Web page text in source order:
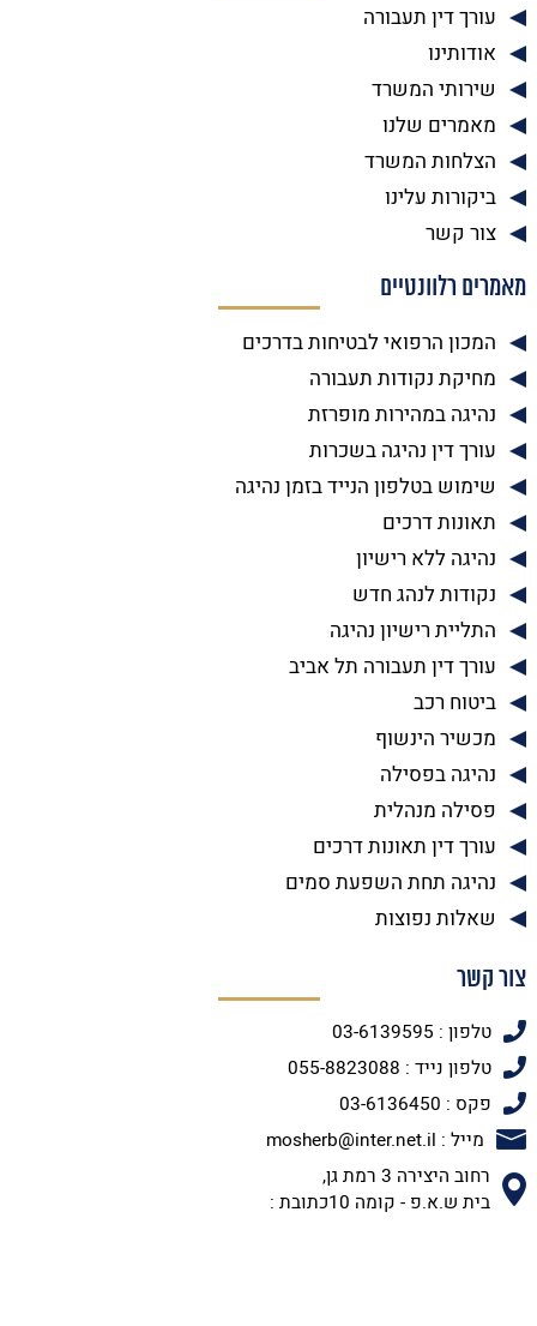
עורך דין תעבורה
אודותינו
שירותי המשרד
מאמרים שלנו
הצלחות המשרד
ביקורות עלינו
צור קשר
מאמרים רלוונטיים
המכון הרפואי לבטיחות בדרכים
מחיקת נקודות תעבורה
נהיגה במהירות מופרזת
עורך דין נהיגה בשכרות
שימוש בטלפון הנייד בזמן נהיגה
תאונות דרכים
נהיגה ללא רישיון
נקודות לנהג חדש
התליית רישיון נהיגה
עורך דין תעבורה תל אביב
ביטוח רכב
מכשיר הינשוף
נהיגה בפסילה
פסילה מנהלית
עורך דין תאונות דרכים
נהיגה תחת השפעת סמים
שאלות נפוצות
צור קשר
טלפון : 03-6139595
טלפון נייד : 055-8823088
פקס : 03-6136450
מייל : mosherb@inter.net.il
רחוב היצירה 3 רמת גן,
בית ש.א.פ - קומה 10כתובת :